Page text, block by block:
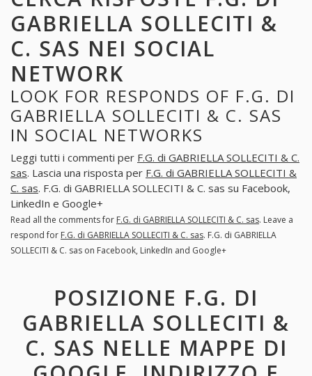
GABRIELLA SOLLECITI &
C. SAS NEI SOCIAL
NETWORK
LOOK FOR RESPONDS OF F.G. DI
GABRIELLA SOLLECITI & C. SAS
IN SOCIAL NETWORKS
Leggi tutti i commenti per F.G. di GABRIELLA SOLLECITI & C.
sas. Lascia una risposta per F.G. di GABRIELLA SOLLECITI &
C. sas. F.G. di GABRIELLA SOLLECITI & C. sas su Facebook,
LinkedIn e Google+
Read all the comments for F.G. di GABRIELLA SOLLECITI & C. sas. Leave a
respond for F.G. di GABRIELLA SOLLECITI & C. sas. F.G. di GABRIELLA
SOLLECITI & C. sas on Facebook, LinkedIn and Google+
POSIZIONE F.G. DI
GABRIELLA SOLLECITI &
C. SAS NELLE MAPPE DI